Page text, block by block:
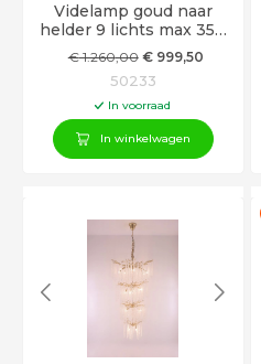
Videlamp goud naar
helder 9 lichts max 350
cm
€1.260,00 €999,50
50233
In voorraad
In winkelwagen